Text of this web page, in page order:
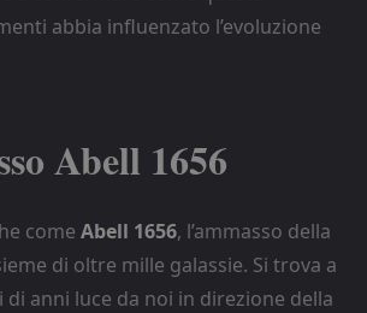
abbia influenzato l’evoluzione
Abell 1656
come Abell 1656, l’ammasso della
di oltre mille galassie. Si trova a
di anni luce da noi in direzione della